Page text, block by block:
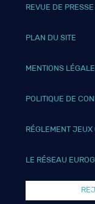
REVUE DE
PLAN DU SITE
MENTIONS
POLITIQUE DE
RÉGLEMENT JEUX
LE RÉSEAU